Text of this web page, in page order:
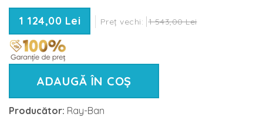
1 124,00 Lei Preț vechi: 1 543,00 Lei
ADAUGĂ ÎN COȘ
Producător: Ray-Ban